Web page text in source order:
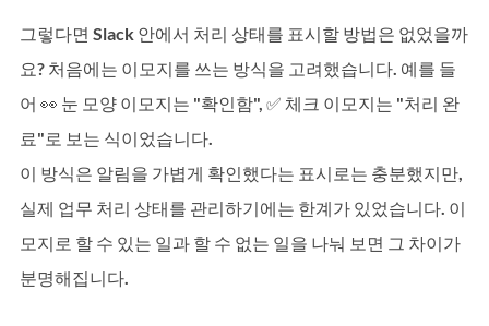
그렇다면 Slack 안에서 처리 상태를 표시할 방법은 없었을까
요? 처음에는 이모지를 쓰는 방식을 고려했습니다. 예를 들
어 👀 눈 모양 이모지는 "확인함", ✅ 체크 이모지는 "처리 완
료"로 보는 식이었습니다.
이 방식은 알림을 가볍게 확인했다는 표시로는 충분했지만,
실제 업무 처리 상태를 관리하기에는 한계가 있었습니다. 이
모지로 할 수 있는 일과 할 수 없는 일을 나눠 보면 그 차이가
분명해집니다.